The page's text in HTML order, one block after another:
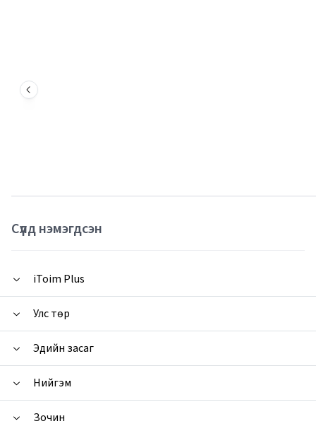
Сүүлд нэмэгдсэн
iToim Plus
Улс төр
Эдийн засаг
Нийгэм
Зочин